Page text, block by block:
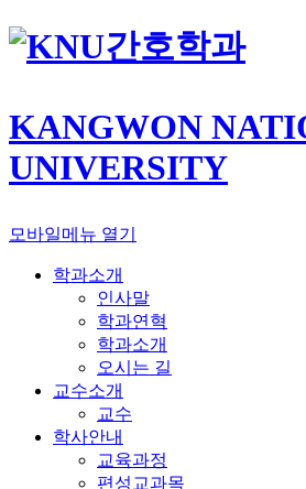
간호학과
KANGWON
UNIVERSITY
모바일메뉴 열기
학과소개
인사말
학과연혁
학과소개
오시는 길
교수소개
교수
학사안내
교육과정
편성교과목